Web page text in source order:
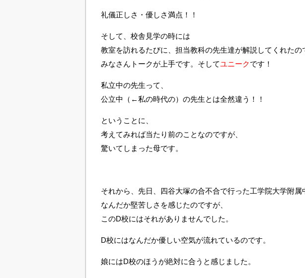
礼儀正しさ・優しさ満点！！
そして、校舎見学の時には
教室を訪れるたびに、担当教科の先生達が解説してくれたの
みなさんトークが上手です。そしてユニークです！
私立中の先生って、
公立中（←私の時代の）の先生とは全然違う！！
ということに、
考えてみれば当たり前のことなのですが、
驚いてしまった母です。
それから、先日、四谷大塚の合不合で行った工学院大学附属
なんだか堅苦しさを感じたのですが、
このD校にはそれがありませんでした。
D校にはなんだか優しい空気が流れているのです。
娘にはD校のほうが絶対に合うと感じました。